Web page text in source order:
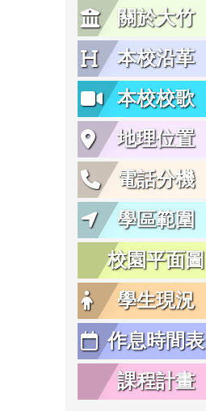
關於大竹
本校沿革
本校校歌
地理位置
電話分機
學區範圍
校園平面圖
學生現況
作息時間表
課程計畫